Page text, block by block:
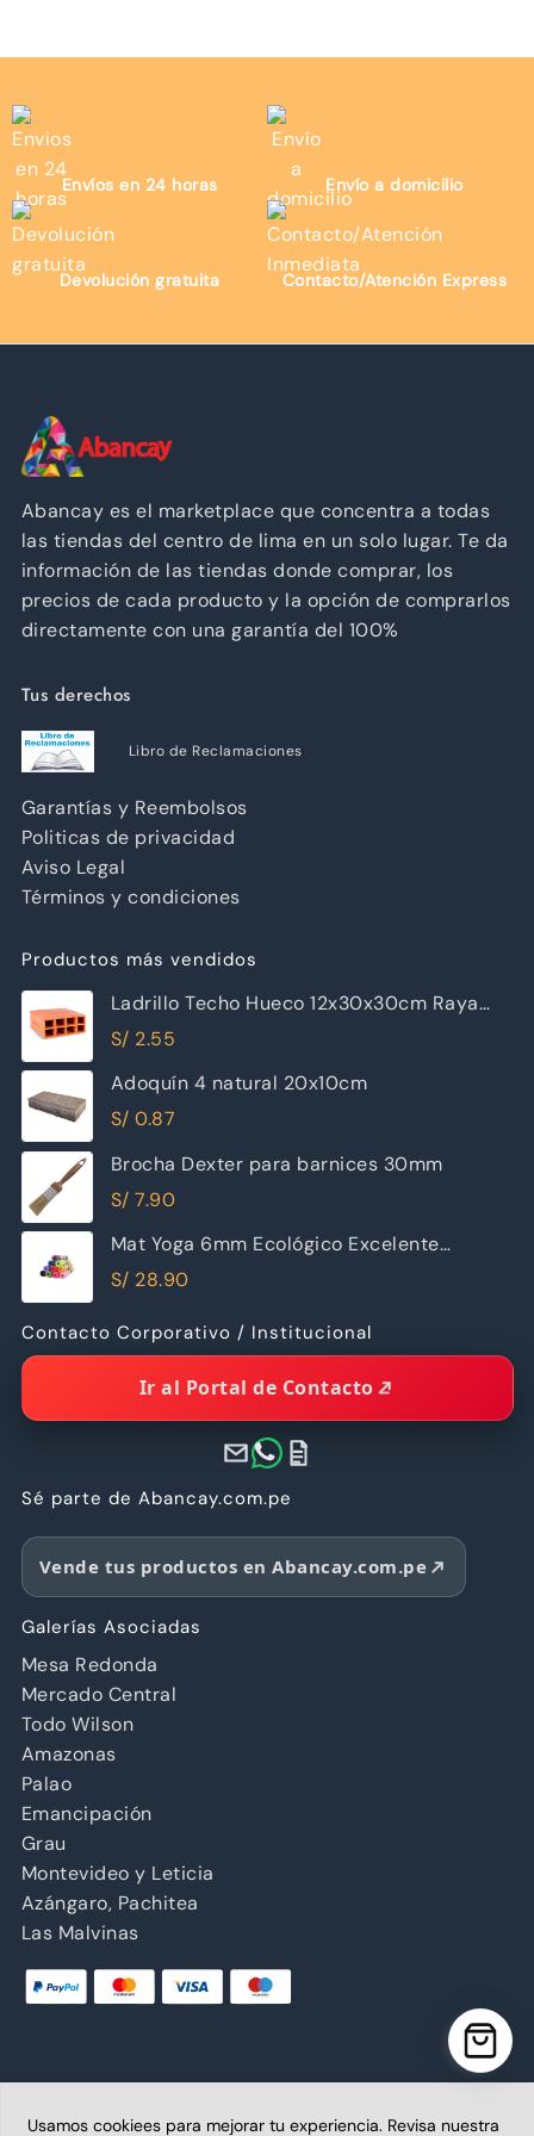
Envíos en 24 horas Envío a domicilio
Devolución gratuita Contacto/Atención Express
Abancay es el marketplace que concentra a todas
las tiendas del centro de lima en un solo lugar. Te da
información de las tiendas donde comprar, los
precios de cada producto y la opción de comprarlos
directamente con una garantía del 100%
Tus derechos
Libro de Reclamaciones
Garantías y Reembolsos
Politicas de privacidad
Aviso Legal
Términos y condiciones
Productos más vendidos
Ladrillo Techo Hueco 12x30x30cm Raya
Piramide
S/ 2.55
Adoquín 4 natural 20x10cm
S/ 0.87
Brocha Dexter para barnices 30mm
S/ 7.90
Mat Yoga 6mm Ecológico Excelente
Calidad
S/ 28.90
Contacto Corporativo / Institucional
Ir al Portal de Contacto
Sé parte de Abancay.com.pe
Vende tus productos en Abancay.com.pe
Galerías Asociadas
Mesa Redonda
Mercado Central
Todo Wilson
Amazonas
Palao
Emancipación
Grau
Montevideo y Leticia
Azángaro, Pachitea
Las Malvinas
Copyright © 2026 Abancay | Administrado por Grupo
Usamos cookiees para mejorar tu experiencia. Revisa nuestra